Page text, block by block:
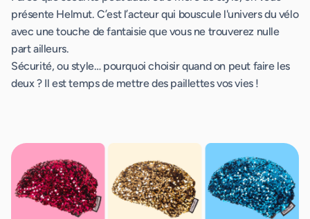
présente Helmut. C’est l’acteur qui bouscule l'univers du vélo
avec une touche de fantaisie que vous ne trouverez nulle
part ailleurs.
Sécurité, ou style… pourquoi choisir quand on peut faire les
deux ? Il est temps de mettre des paillettes vos vies !